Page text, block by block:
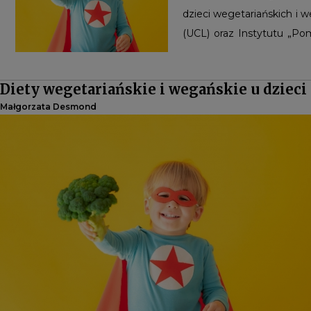
dzieci wegetariańskich i
(UCL) oraz Instytutu
dostarczają
informacji na temat
Diety wegetariańskie i wegańskie u dzieci
Małgorzata Desmond